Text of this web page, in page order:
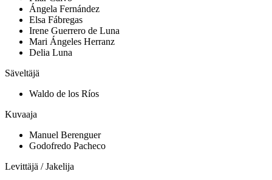
Ángela Fernández
Elsa Fábregas
Irene Guerrero de Luna
Mari Ángeles Herranz
Delia Luna
Säveltäjä
Waldo de los Ríos
Kuvaaja
Manuel Berenguer
Godofredo Pacheco
Levittäjä / Jakelija